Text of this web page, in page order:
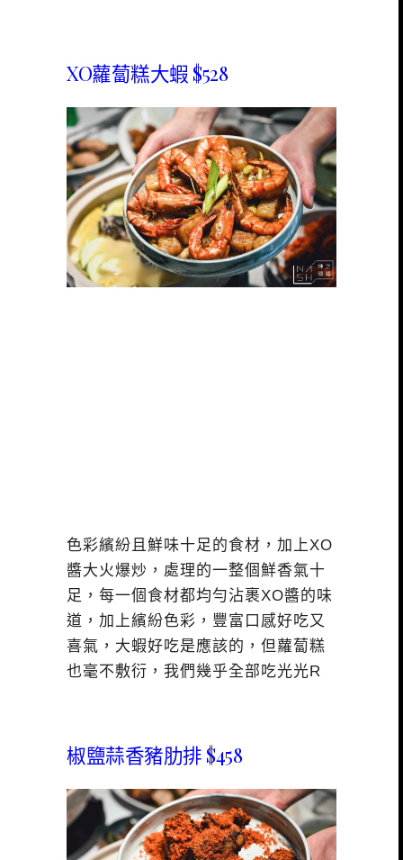
XO蘿蔔糕大蝦 $528
色彩繽紛且鮮味十足的食材，加上XO
醬大火爆炒，處理的一整個鮮香氣十
足，每一個食材都均勻沾裹XO醬的味
道，加上繽紛色彩，豐富口感好吃又
喜氣，大蝦好吃是應該的，但蘿蔔糕
也毫不敷衍，我們幾乎全部吃光光R
椒鹽蒜香豬肋排 $458